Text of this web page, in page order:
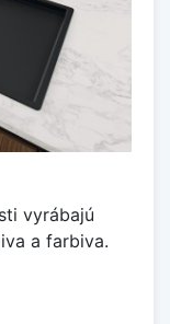
vyrábajú
a farbiva.